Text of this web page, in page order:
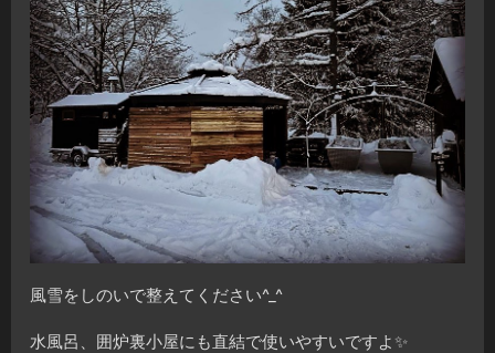
風雪をしのいで整えてください^_^
水風呂、囲炉裏小屋にも直結で使いやすいですよ✨